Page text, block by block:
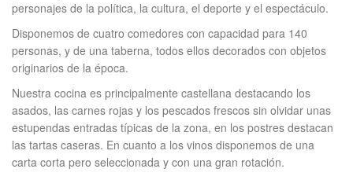
personajes de la política, la cultura, el deporte y el espectáculo.
Disponemos de cuatro comedores con capacidad para 140
personas, y de una taberna, todos ellos decorados con objetos
originarios de la época.
Nuestra cocina es principalmente castellana destacando los
asados, las carnes rojas y los pescados frescos sin olvidar unas
estupendas entradas típicas de la zona, en los postres destacan
las tartas caseras. En cuanto a los vinos disponemos de una
carta corta pero seleccionada y con una gran rotación.